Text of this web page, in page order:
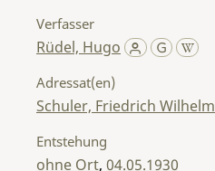
Verfasser
Rüdel, Hugo
Adressat(en)
Schuler, Friedrich Wilhelm
Entstehung
ohne Ort, 04.05.1930